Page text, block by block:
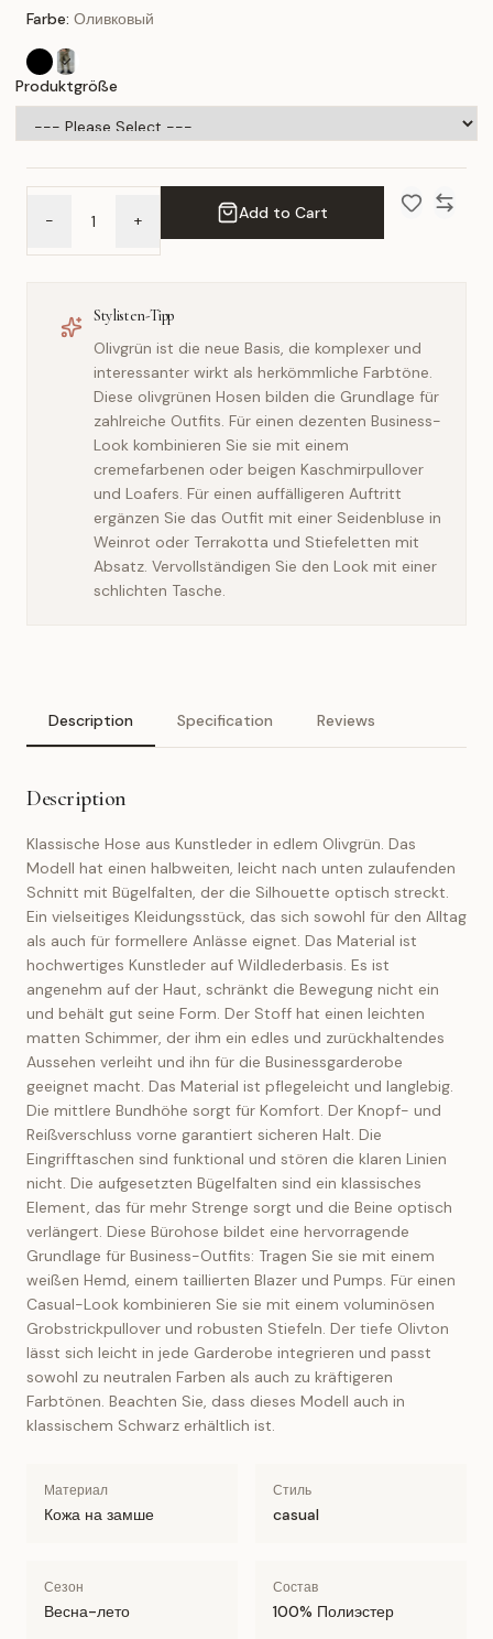
Farbe: Оливковый
Produktgröße
- + Add to Cart
Stylisten-Tipp
Olivgrün ist die neue Basis, die komplexer und
interessanter wirkt als herkömmliche Farbtöne.
Diese olivgrünen Hosen bilden die Grundlage für
zahlreiche Outfits. Für einen dezenten Business-
Look kombinieren Sie sie mit einem
cremefarbenen oder beigen Kaschmirpullover
und Loafers. Für einen auffälligeren Auftritt
ergänzen Sie das Outfit mit einer Seidenbluse in
Weinrot oder Terrakotta und Stiefeletten mit
Absatz. Vervollständigen Sie den Look mit einer
schlichten Tasche.
Description Specification Reviews
Description
Klassische Hose aus Kunstleder in edlem Olivgrün. Das
Modell hat einen halbweiten, leicht nach unten zulaufenden
Schnitt mit Bügelfalten, der die Silhouette optisch streckt.
Ein vielseitiges Kleidungsstück, das sich sowohl für den Alltag
als auch für formellere Anlässe eignet. Das Material ist
hochwertiges Kunstleder auf Wildlederbasis. Es ist
angenehm auf der Haut, schränkt die Bewegung nicht ein
und behält gut seine Form. Der Stoff hat einen leichten
matten Schimmer, der ihm ein edles und zurückhaltendes
Aussehen verleiht und ihn für die Businessgarderobe
geeignet macht. Das Material ist pflegeleicht und langlebig.
Die mittlere Bundhöhe sorgt für Komfort. Der Knopf- und
Reißverschluss vorne garantiert sicheren Halt. Die
Eingrifftaschen sind funktional und stören die klaren Linien
nicht. Die aufgesetzten Bügelfalten sind ein klassisches
Element, das für mehr Strenge sorgt und die Beine optisch
verlängert. Diese Bürohose bildet eine hervorragende
Grundlage für Business-Outfits: Tragen Sie sie mit einem
weißen Hemd, einem taillierten Blazer und Pumps. Für einen
Casual-Look kombinieren Sie sie mit einem voluminösen
Grobstrickpullover und robusten Stiefeln. Der tiefe Olivton
lässt sich leicht in jede Garderobe integrieren und passt
sowohl zu neutralen Farben als auch zu kräftigeren
Farbtönen. Beachten Sie, dass dieses Modell auch in
klassischem Schwarz erhältlich ist.
Материал
Кожа на замше
Стиль
casual
Сезон
Весна-лето
Состав
100% Полиэстер